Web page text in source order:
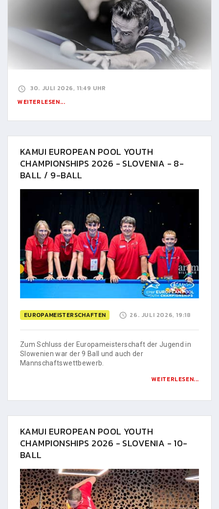
30. JULI 2026, 11:49 UHR
WEITERLESEN...
KAMUI EUROPEAN POOL YOUTH
CHAMPIONSHIPS 2026 - SLOVENIA - 8-
BALL / 9-BALL
EUROPAMEISTERSCHAFTEN 26. JULI 2026, 19:18
Zum Schluss der Europameisterschaft der Jugend in
Slowenien war der 9 Ball und auch der
Mannschaftswettbewerb.
WEITERLESEN...
KAMUI EUROPEAN POOL YOUTH
CHAMPIONSHIPS 2026 - SLOVENIA - 10-
BALL